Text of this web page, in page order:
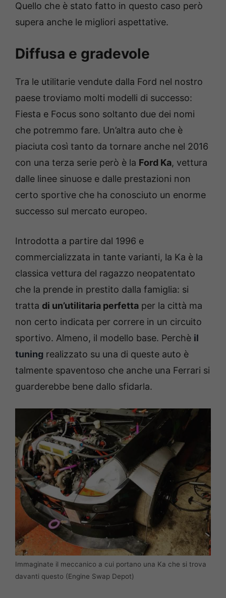
Quello che è stato fatto in questo caso però
supera anche le migliori aspettative.
Diffusa e gradevole
Tra le utilitarie vendute dalla Ford nel nostro
paese troviamo molti modelli di successo:
Fiesta e Focus sono soltanto due dei nomi
che potremmo fare. Un’altra auto che è
piaciuta così tanto da tornare anche nel 2016
con una terza serie però è la Ford Ka, vettura
dalle linee sinuose e dalle prestazioni non
certo sportive che ha conosciuto un enorme
successo sul mercato europeo.
Introdotta a partire dal 1996 e
commercializzata in tante varianti, la Ka è la
classica vettura del ragazzo neopatentato
che la prende in prestito dalla famiglia: si
tratta di un’utilitaria perfetta per la città ma
non certo indicata per correre in un circuito
sportivo. Almeno, il modello base. Perchè il
tuning realizzato su una di queste auto è
talmente spaventoso che anche una Ferrari si
guarderebbe bene dallo sfidarla.
Immaginate il meccanico a cui portano una Ka che si trova
davanti questo (Engine Swap Depot)